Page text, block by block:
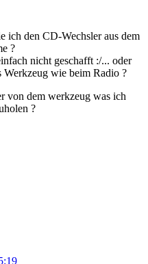
ich den CD-Wechsler aus dem
?
nicht geschafft :/... oder
Werkzeug wie beim Radio ?
von dem werkzeug was ich
?